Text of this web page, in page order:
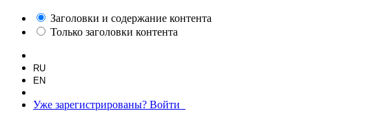
Заголовки и содержание контента
Только заголовки контента
RU
EN
Уже зарегистрированы? Войти